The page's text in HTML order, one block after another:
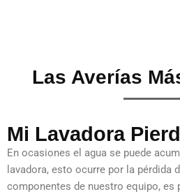
Las Averías
Mi Lavadora
En ocasiones el agua se puede
lavadora, esto ocurre por la pérdida
componentes de nuestro equipo, es